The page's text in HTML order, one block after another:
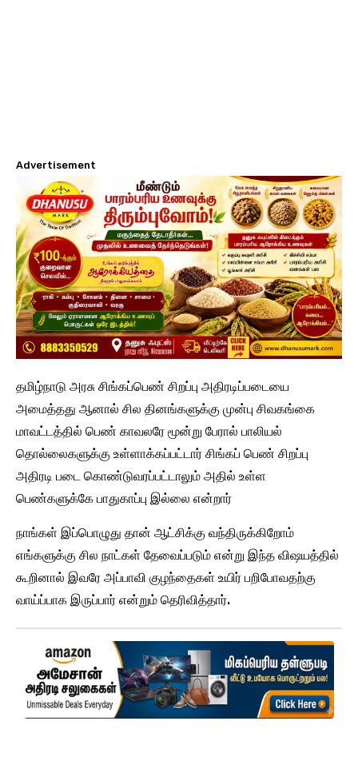
Advertisement
தமிழ்நாடு அரசு சிங்கப்பெண் சிறப்பு அதிரடிப்படையை
அமைத்தது ஆனால் சில தினங்களுக்கு முன்பு சிவகங்கை
மாவட்டத்தில் பெண் காவலரே மூன்று பேரால் பாலியல்
தொல்லைகளுக்கு உள்ளாக்கப்பட்டார் சிங்கப் பெண் சிறப்பு
அதிரடி படை கொண்டுவரப்பட்டாலும் அதில் உள்ள
பெண்களுக்கே பாதுகாப்பு இல்லை என்றார்
நாங்கள் இப்பொழுது தான் ஆட்சிக்கு வந்திருக்கிறோம்
எங்களுக்கு சில நாட்கள் தேவைப்படும் என்று இந்த விஷயத்தில்
கூறினால் இவரே அப்பாவி குழந்தைகள் உயிர் பறிபோவதற்கு
வாய்ப்பாக இருப்பார் என்றும் தெரிவித்தார்.